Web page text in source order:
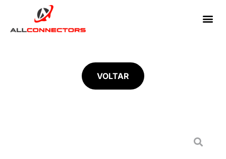
VOLTAR